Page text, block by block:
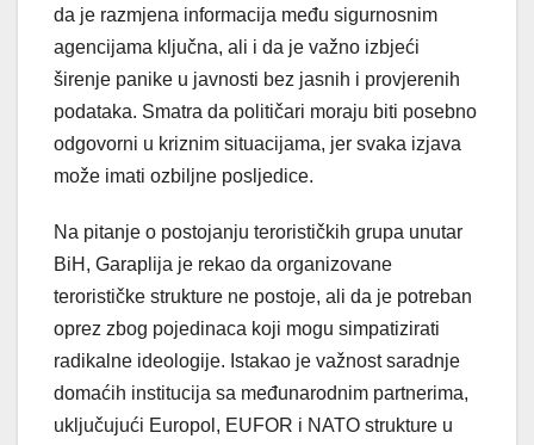
da je razmjena informacija među sigurnosnim
agencijama ključna, ali i da je važno izbjeći
širenje panike u javnosti bez jasnih i provjerenih
podataka. Smatra da političari moraju biti posebno
odgovorni u kriznim situacijama, jer svaka izjava
može imati ozbiljne posljedice.
Na pitanje o postojanju terorističkih grupa unutar
BiH, Garaplija je rekao da organizovane
terorističke strukture ne postoje, ali da je potreban
oprez zbog pojedinaca koji mogu simpatizirati
radikalne ideologije. Istakao je važnost saradnje
domaćih institucija sa međunarodnim partnerima,
uključujući Europol, EUFOR i NATO strukture u